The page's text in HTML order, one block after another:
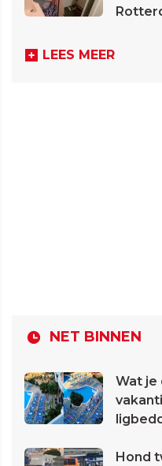
LEES MEER
NET BINNEN
Wat je
Hond